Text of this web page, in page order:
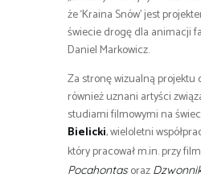
że ‘Kraina Snów’ jest
świecie drogę dla animacji
Daniel Markowicz.
Za stronę wizualną projektu
również uznani artyści
studiami filmowymi na
Bielicki, wieloletni
który pracował m.in. przy
Pocahontasoraz